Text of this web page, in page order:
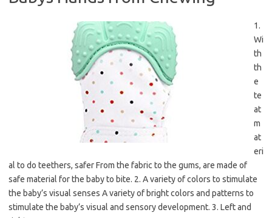
1.
Wi
th
th
e
te
at
m
at
eri
al to do teethers, safer From the fabric to the gums, are made of
safe material for the baby to bite. 2. A variety of colors to stimulate
the baby’s visual senses A variety of bright colors and patterns to
stimulate the baby’s visual and sensory development. 3. Left and